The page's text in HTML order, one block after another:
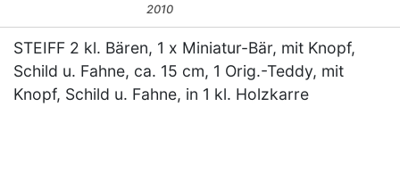
2010
STEIFF 2 kl. Bären, 1 x Miniatur-Bär, mit Knopf,
Schild u. Fahne, ca. 15 cm, 1 Orig.-Teddy, mit
Knopf, Schild u. Fahne, in 1 kl. Holzkarre